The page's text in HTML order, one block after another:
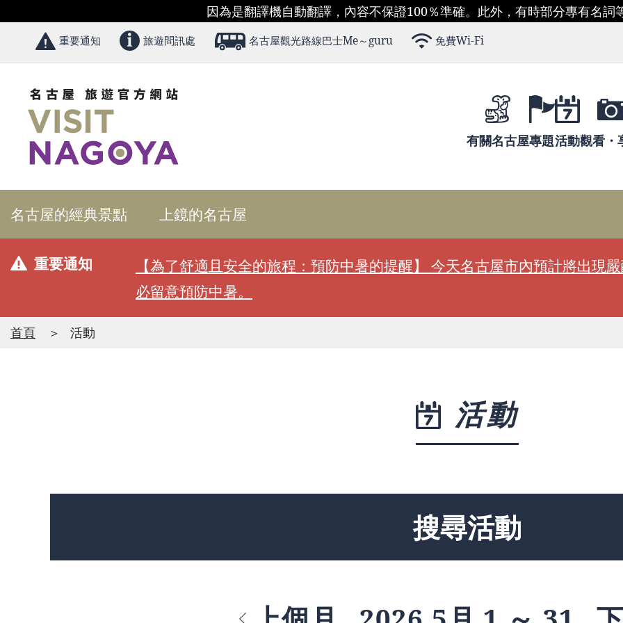
因為是翻譯機自動翻譯，內容不保證100％準確。此外，有時部分專有名詞
重要通知 旅遊問訊處 名古屋觀光路線巴士Me～guru 免費Wi-Fi
有關名古屋專題活動觀看・
名古屋的經典景點 上鏡的名古屋
重要通知
【為了舒適且安全的旅程：預防中暑的提醒】 今天名古屋市內預計將出現
必留意預防中暑。
首頁 活動
活動
搜尋活動